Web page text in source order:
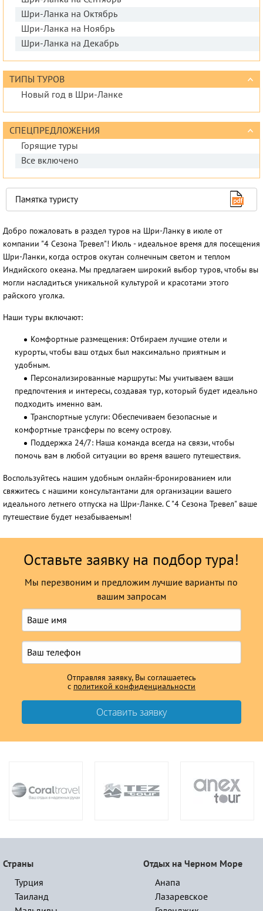
Шри-Ланка на Октябрь
Шри-Ланка на Ноябрь
Шри-Ланка на Декабрь
ТИПЫ ТУРОВ
Новый год в Шри-Ланке
СПЕЦПРЕДЛОЖЕНИЯ
Горящие туры
Все включено
Памятка туристу
Добро пожаловать в раздел туров на Шри-Ланку в июле от
компании "4 Сезона Тревел"! Июль - идеальное время для посещения
Шри-Ланки, когда остров окутан солнечным светом и теплом
Индийского океана. Мы предлагаем широкий выбор туров, чтобы вы
могли насладиться уникальной культурой и красотами этого
райского уголка.
Наши туры включают:
Комфортные размещения: Отбираем лучшие отели и
курорты, чтобы ваш отдых был максимально приятным и
удобным.
Персонализированные маршруты: Мы учитываем ваши
предпочтения и интересы, создавая тур, который будет идеально
подходить именно вам.
Транспортные услуги: Обеспечиваем безопасные и
комфортные трансферы по всему острову.
Поддержка 24/7: Наша команда всегда на связи, чтобы
помочь вам в любой ситуации во время вашего путешествия.
Воспользуйтесь нашим удобным онлайн-бронированием или
свяжитесь с нашими консультантами для организации вашего
идеального летнего отпуска на Шри-Ланке. С "4 Сезона Тревел" ваше
путешествие будет незабываемым!
Оставьте заявку на подбор тура!
Мы перезвоним и предложим лучшие варианты по
вашим запросам
Отправляя заявку, Вы соглашаетесь
с политикой конфиденциальности
Страны
Турция
Таиланд
Отдых на Черном Море
Анапа
Лазаревское